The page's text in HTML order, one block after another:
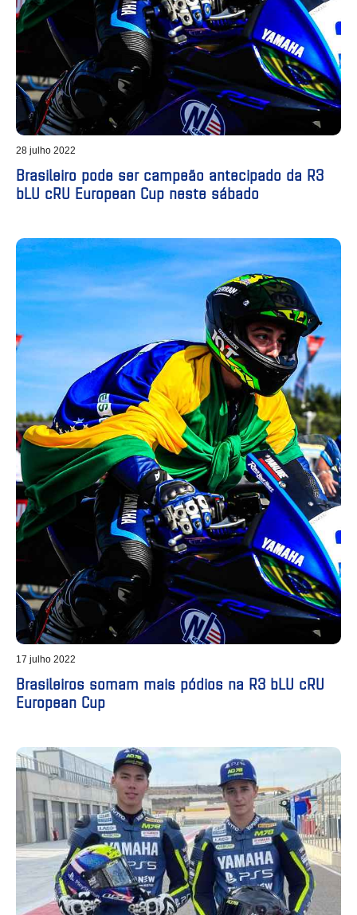
28 julho 2022
Brasileiro pode ser campeão antecipado da R3
bLU cRU European Cup neste sábado
17 julho 2022
Brasileiros somam mais pódios na R3 bLU cRU
European Cup